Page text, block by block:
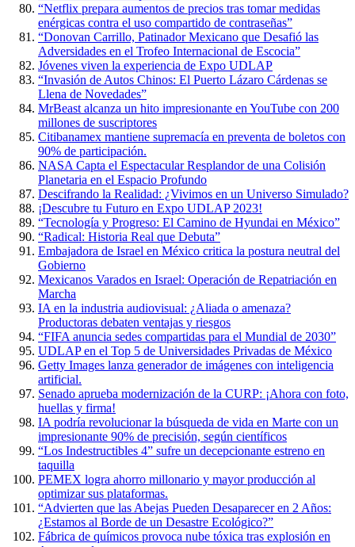
“Netflix prepara aumentos de precios tras tomar medidas
enérgicas contra el uso compartido de contraseñas”
“Donovan Carrillo, Patinador Mexicano que Desafió las
Adversidades en el Trofeo Internacional de Escocia”
Jóvenes viven la experiencia de Expo UDLAP
“Invasión de Autos Chinos: El Puerto Lázaro Cárdenas se
Llena de Novedades”
MrBeast alcanza un hito impresionante en YouTube con 200
millones de suscriptores
Citibanamex mantiene supremacía en preventa de boletos con
90% de participación.
NASA Capta el Espectacular Resplandor de una Colisión
Planetaria en el Espacio Profundo
Descifrando la Realidad: ¿Vivimos en un Universo Simulado?
¡Descubre tu Futuro en Expo UDLAP 2023!
“Tecnología y Progreso: El Camino de Hyundai en México”
“Radical: Historia Real que Debuta”
Embajadora de Israel en México critica la postura neutral del
Gobierno
Mexicanos Varados en Israel: Operación de Repatriación en
Marcha
IA en la industria audiovisual: ¿Aliada o amenaza?
Productoras debaten ventajas y riesgos
“FIFA anuncia sedes compartidas para el Mundial de 2030”
UDLAP en el Top 5 de Universidades Privadas de México
Getty Images lanza generador de imágenes con inteligencia
artificial.
Senado aprueba modernización de la CURP: ¡Ahora con foto,
huellas y firma!
IA podría revolucionar la búsqueda de vida en Marte con un
impresionante 90% de precisión, según científicos
“Los Indestructibles 4” sufre un decepcionante estreno en
taquilla
PEMEX logra ahorro millonario y mayor producción al
optimizar sus plataformas.
“Advierten que las Abejas Pueden Desaparecer en 2 Años:
¿Estamos al Borde de un Desastre Ecológico?”
Fábrica de químicos provoca nube tóxica tras explosión en